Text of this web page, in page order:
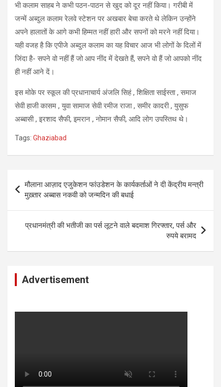
भी कलाम साहब ने कभी पठन-पाठन से खुद को दूर नहीं किया। गरीबी में
जन्में अब्दुल कलाम रेलवे स्टेशन पर अखबार बेचा करते थे लेकिन उन्होंने
अपने हालातों के आगे कभी हिम्मत नहीं हारी और सपनों को मरने नहीं दिया।
यही वजह है कि एपीजे अब्दुल कलाम का यह विचार आज भी लोगों के दिलों में
जिंदा है- सपने वो नहीं हैं जो आप नींद में देखते हैं, सपने वो हैं जो आपको नींद
ही नहीं आने दें।
इस मोके पर स्कूल की प्रधानाचार्य अंजलि सिहं , शिक्षिता साईस्ता , समाज
सेवी हाजी कासम , युवा सामाज सेवी रमीज राजा , समीर कादरी , युसुफ
अब्बासी , इरशाद सैफी, इमरान , नोमान सैफी, आदि लोग उपस्तिथ थे।
Tags: Ghaziabad
Post
navigation
मौलाना आज़ाद एजुकेशन फांउडेशन के कार्यकर्ताओं ने दी केंद्रीय मन्त्री
मुख़्तार अब्बास नकवी को जन्मदिन की बधाई
प्रधानमंत्री की भतीजी का पर्स लूटने वाले बदमाश गिरफ्तार, पर्स और
रुपये बरामद
Advertisement